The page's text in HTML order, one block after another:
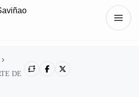
DE